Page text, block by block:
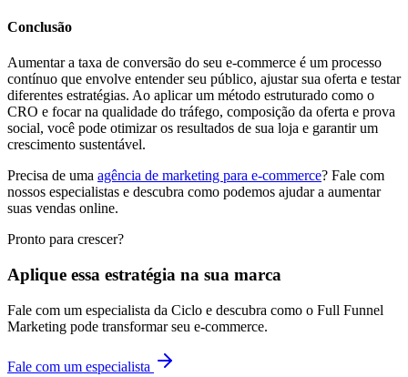
Conclusão
Aumentar a taxa de conversão do seu e-commerce é um processo
contínuo que envolve entender seu público, ajustar sua oferta e testar
diferentes estratégias. Ao aplicar um método estruturado como o
CRO e focar na qualidade do tráfego, composição da oferta e prova
social, você pode otimizar os resultados de sua loja e garantir um
crescimento sustentável.
Precisa de uma agência de marketing para e-commerce? Fale com
nossos especialistas e descubra como podemos ajudar a aumentar
suas vendas online.
Pronto para crescer?
Aplique essa estratégia na sua marca
Fale com um especialista da Ciclo e descubra como o Full Funnel
Marketing pode transformar seu e-commerce.
Fale com um especialista